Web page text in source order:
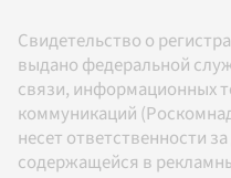
Свидетельство о
выдано федеральной
связи, информационных
коммуникаций
несет ответственности
содержащейся в